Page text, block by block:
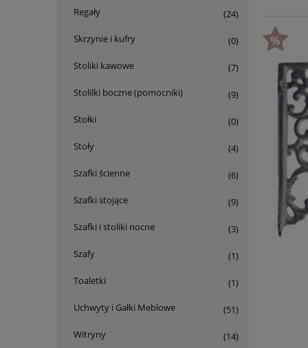
Regały (24)
Skrzynie i kufry (0)
Stoliki kawowe (7)
Stolilki boczne (pomocniki) (9)
Stołki (0)
Stoły (4)
Szafki ścienne (6)
Szafki stojące (9)
Szafki i stoliki nocne (3)
Szafy (1)
Toaletki (1)
Uchwyty i Gałki Meblowe (51)
Witryny (14)